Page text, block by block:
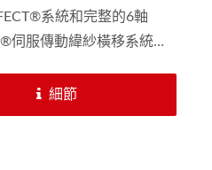
系統和完整的6軸
伺服傳動緯紗橫移系統，
品應用範圍廣泛，包括成
布、桌巾和圍巾等。透過
細節